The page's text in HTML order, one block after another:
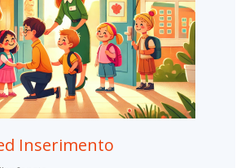
Inserimento